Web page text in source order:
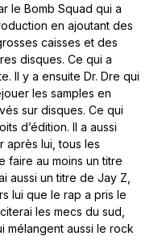
le Bomb Squad qui a
en ajoutant des
caisses et des
disques. Ce qui a
Il y a ensuite Dr. Dre qui
les samples en
sur disques. Ce qui
d’édition. Il a aussi
après lui, tous les
faire au moins un titre
aussi un titre de Jay Z,
lui que le rap a pris le
les mecs du sud,
mélangent aussi le rock